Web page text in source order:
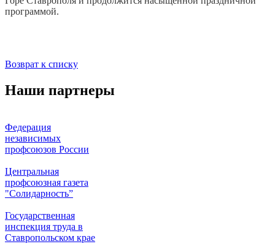
программой.
Возврат к списку
Наши партнеры
Федерация
независимых
профсоюзов России
Центральная
профсоюзная газета
"Солидарность”
Государственная
инспекция труда в
Ставропольском крае